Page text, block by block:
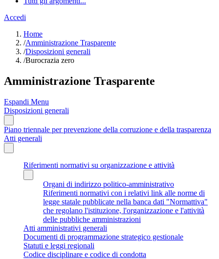
Accedi
Home
/Amministrazione Trasparente
/Disposizioni generali
/Burocrazia zero
Amministrazione Trasparente
Espandi Menu
Disposizioni generali
Piano triennale per prevenzione della corruzione e della trasparenza
Atti generali
Riferimenti normativi su organizzazione e attività
Organi di indirizzo politico-amministrativo
Riferimenti normativi con i relativi link alle norme di
legge statale pubblicate nella banca dati "Normattiva"
che regolano l'istituzione, l'organizzazione e l'attività
delle pubbliche amministrazioni
Atti amministrativi generali
Documenti di programmazione strategico gestionale
Statuti e leggi regionali
Codice disciplinare e codice di condotta